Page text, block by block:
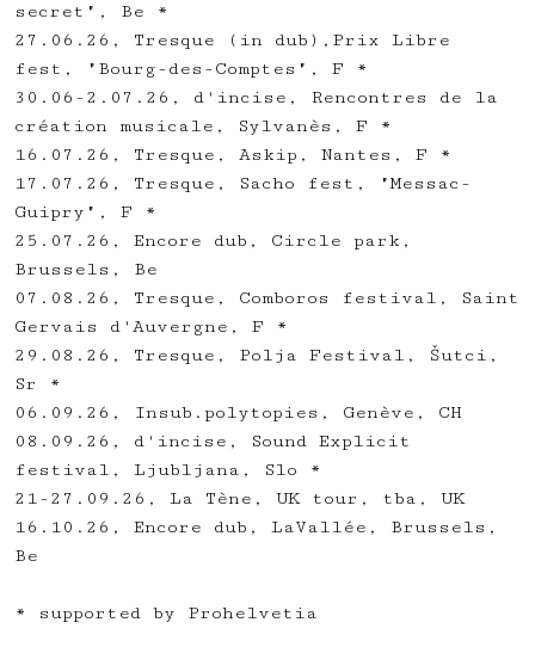
secret", Be *
27.06.26, Tresque (in dub),Prix Libre
fest, "Bourg-des-Comptes", F *
30.06-2.07.26, d'incise, Rencontres de la
création musicale, Sylvanès, F *
16.07.26, Tresque, Askip, Nantes, F *
17.07.26, Tresque, Sacho fest, "Messac-
Guipry", F *
25.07.26, Encore dub, Circle park,
Brussels, Be
07.08.26, Tresque, Comboros festival, Saint
Gervais d'Auvergne, F *
29.08.26, Tresque, Polja Festival, Šutci,
Sr *
06.09.26, Insub.polytopies, Genève, CH
08.09.26, d'incise, Sound Explicit
festival, Ljubljana, Slo *
21-27.09.26, La Tène, UK tour, tba, UK
16.10.26, Encore dub, LaVallée, Brussels,
Be
* supported by Prohelvetia